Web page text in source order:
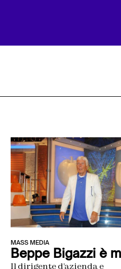
MASS MEDIA
Beppe Bigazzi è
Il dirigente d’azienda e